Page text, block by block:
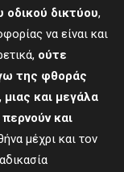
δικτύου,
να είναι και
ούτε
της φθοράς
και μεγάλα
και
μέχρι και τον